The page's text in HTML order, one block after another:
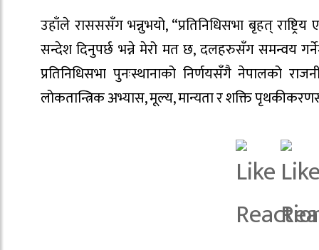
उहाँले रासससँग भन्नुभयो, “प्रतिनिधिसभा बृहत्
सन्देश दिनुपर्छ भन्ने मेरो मत छ, दलहरुसँग समन्वय
प्रतिनिधिसभा पुनःस्थानाको निर्णयसँगै नेपालको
लोकतान्त्रिक अभ्यास, मूल्य, मान्यता र शक्ति